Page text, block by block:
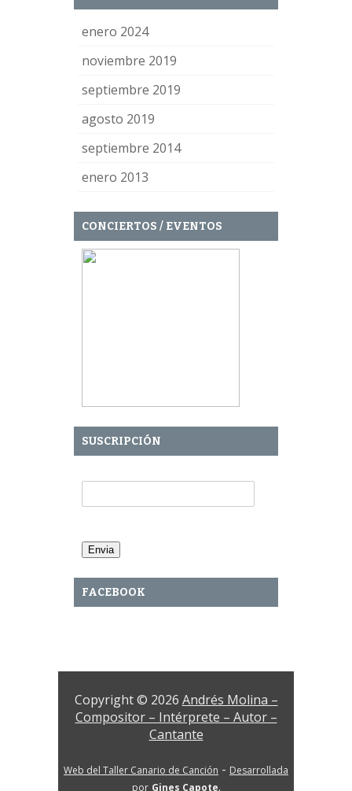
enero 2024
noviembre 2019
septiembre 2019
agosto 2019
septiembre 2014
enero 2013
CONCIERTOS / EVENTOS
SUSCRIPCIÓN
FACEBOOK
Copyright © 2026 Andrés Molina –
Compositor – Intérprete – Autor –
Cantante
Web del Taller Canario de Canción - Desarrollada
por Gines Capote.